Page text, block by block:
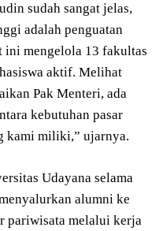
sudah sangat jelas,
adalah penguatan
ini mengelola 13 fakultas
aktif. Melihat
Pak Menteri, ada
kebutuhan pasar
kami miliki,” ujarnya.
Udayana selama
alumni ke
pariwisata melalui kerja